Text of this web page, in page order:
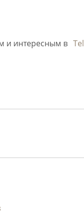
и интересным в